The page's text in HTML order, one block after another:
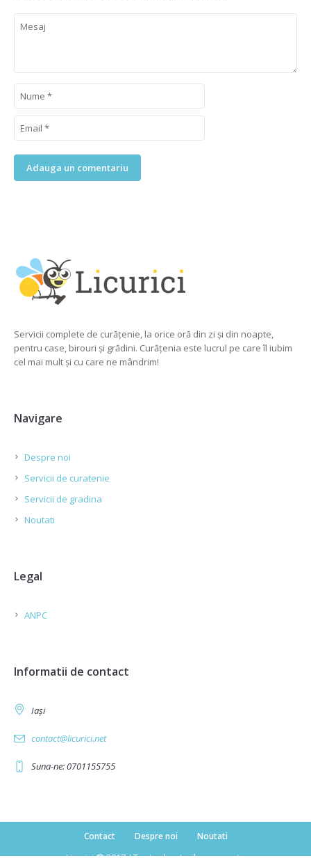
Servicii complete de curățenie, la orice oră din zi și din noapte,
pentru case, birouri și grădini. Curățenia este lucrul pe care îl iubim
cel mai mult și cu care ne mândrim!
Navigare
Despre noi
Servicii de curatenie
Servicii de gradina
Noutati
Legal
ANPC
Informatii de contact
Iași
contact@licurici.net
Suna-ne: 0701155755
Contact Despre noi Noutati